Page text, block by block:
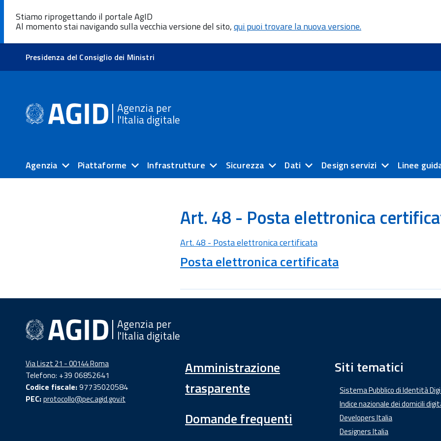
Stiamo riprogettando il portale AgID
Al momento stai navigando sulla vecchia versione del sito,qui puoi trovare la nuova versione.
Presidenza del Consiglio dei Ministri
Agenzia per
l'Italia digitale
Agenzia Piattaforme Infrastrutture Sicurezza Dati Design servizi Linee
Art. 48 - Posta elettronica
Art. 48 - Posta elettronica certificata
Posta elettronica certificata
Agenzia per
l'Italia digitale
Via Liszt 21 - 00144 Roma
Telefono: +39 06852641
Codice fiscale:97735020584
PEC:protocollo@pec.agid.gov.it
Amministrazione
trasparente
Domande frequenti
Siti tematici
Sistema Pubblico di Identità
Indice nazionale dei domicili
Developers Italia
Designers Italia